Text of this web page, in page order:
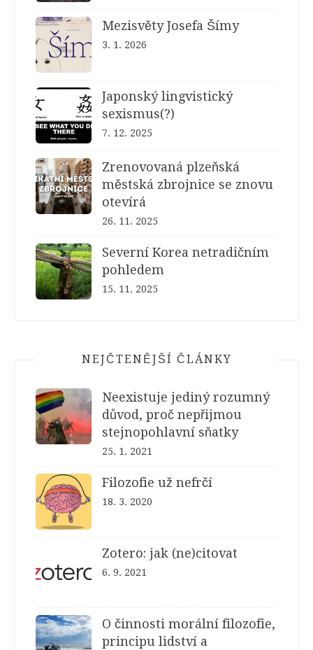
Mezisvěty Josefa Šímy
3. 1. 2026
Japonský lingvistický
sexismus(?)
7. 12. 2025
Zrenovovaná plzeňská
městská zbrojnice se znovu
otevírá
26. 11. 2025
Severní Korea netradičním
pohledem
15. 11. 2025
NEJČTENĚJŠÍ ČLÁNKY
Neexistuje jediný rozumný
důvod, proč nepřijmou
stejnopohlavní sňatky
25. 1. 2021
Filozofie už nefrčí
18. 3. 2020
Zotero: jak (ne)citovat
6. 9. 2021
O činnosti morální filozofie,
principu lidství a